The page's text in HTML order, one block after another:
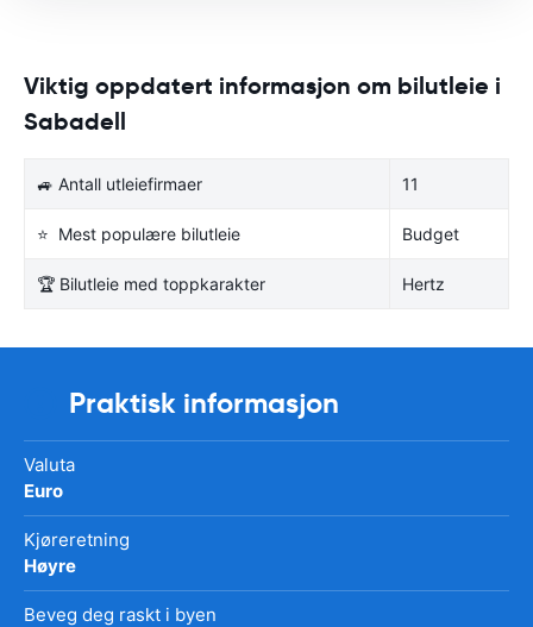
Viktig oppdatert informasjon om bilutleie i
Sabadell
🚙 Antall utleiefirmaer 11
⭐ Mest populære bilutleie Budget
🏆 Bilutleie med toppkarakter Hertz
Praktisk informasjon
Valuta
Euro
Kjøreretning
Høyre
Beveg deg raskt i byen